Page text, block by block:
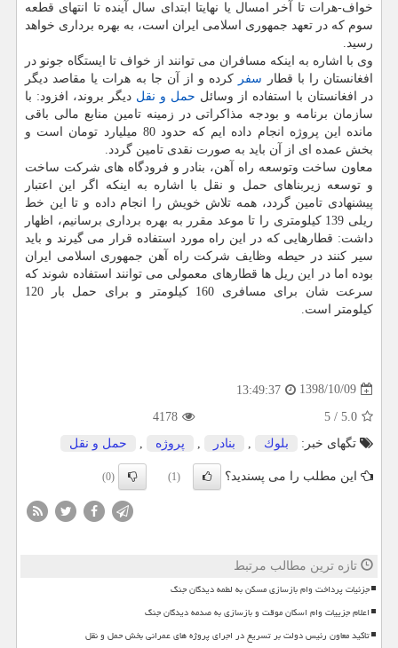
خواف-هرات تا آخر امسال یا نهایتا ابتدای سال آینده تا انتهای قطعه
سوم كه در تعهد جمهوری اسلامی ایران است، به بهره برداری خواهد
رسید.
وی با اشاره به اینكه مسافران می توانند از خواف تا ایستگاه جونو در
افغانستان را با قطار سفر كرده و از آن جا به هرات یا مقاصد دیگر
در افغانستان با استفاده از وسائل حمل و نقل دیگر بروند، افزود: با
سازمان برنامه و بودجه مذاكراتی در زمینه تامین منابع مالی باقی
مانده این پروژه انجام داده ایم كه حدود 80 میلیارد تومان است و
بخش عمده ای از آن باید به صورت نقدی تامین گردد.
معاون ساخت وتوسعه راه آهن، بنادر و فرودگاه های شركت ساخت
و توسعه زیربناهای حمل و نقل با اشاره به اینكه اگر این اعتبار
پیشنهادی تامین گردد، همه تلاش خویش را انجام داده و تا این خط
ریلی 139 كیلومتری را تا موعد مقرر به بهره برداری برسانیم، اظهار
داشت: قطارهایی كه در این راه مورد استفاده قرار می گیرند و باید
سیر كنند در حیطه وظایف شركت راه آهن جمهوری اسلامی ایران
بوده اما در این ریل ها قطارهای معمولی می توانند استفاده شوند كه
سرعت شان برای مسافری 160 كیلومتر و برای حمل بار 120
كیلومتر است.
1398/10/09
13:49:37
5.0
/
5
4178
تگهای خبر:
بلوك بنادر پروژه حمل و نقل
این مطلب را می پسندید؟ (1)
(0)
تازه ترین مطالب مرتبط
جزئیات پرداخت وام بازسازی مسکن به لطمه دیدگان جنگ
اعلام جزییات وام اسکان موقت و بازسازی به صدمه دیدگان جنگ
تاکید معاون رئیس دولت بر تسریع در اجرای پروژه های عمرانی بخش حمل و نقل